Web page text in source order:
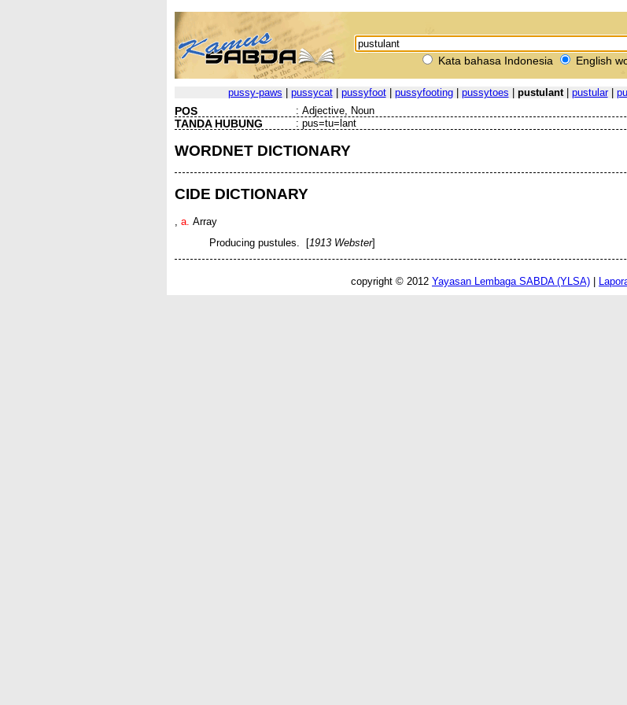
Kata bahasa Indonesia English
pussy-paws pussycat| pussyfoot| pussyfooting| pussytoes pustulant| pustular|
POS : Adjective, Noun
TANDA HUBUNG : pus=tu=lant
WORDNET DICTIONARY
CIDE DICTIONARY
a. Array
Producing pustules. [1913 Webster]
copyright © 2012 Yayasan Lembaga SABDA (YLSA)